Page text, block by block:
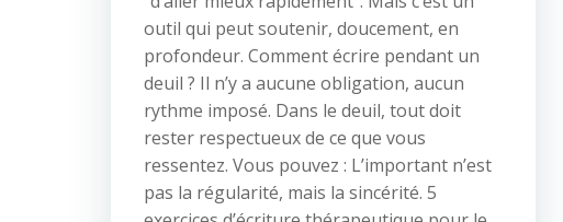
outil qui peut soutenir, doucement, en
profondeur. Comment écrire pendant un
deuil ? Il n’y a aucune obligation, aucun
rythme imposé. Dans le deuil, tout doit
rester respectueux de ce que vous
ressentez. Vous pouvez : L’important n’est
pas la régularité, mais la sincérité. 5